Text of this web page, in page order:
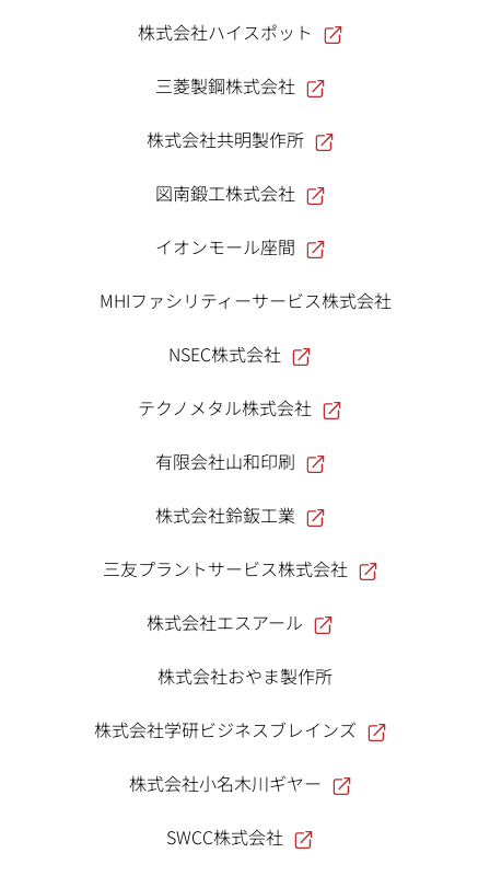
株式会社ハイスポット
三菱製鋼株式会社
株式会社共明製作所
図南鍛工株式会社
イオンモール座間
MHIファシリティーサービス株式会社
NSEC株式会社
テクノメタル株式会社
有限会社山和印刷
株式会社鈴鈑工業
三友プラントサービス株式会社
株式会社エスアール
株式会社おやま製作所
株式会社学研ビジネスブレインズ
株式会社小名木川ギヤー
SWCC株式会社